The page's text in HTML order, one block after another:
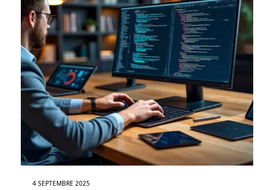
4 SEPTEMBRE 2025